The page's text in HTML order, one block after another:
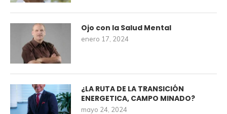
Ojo con la Salud Mental
enero 17, 2024
¿LA RUTA DE LA TRANSICIÓN
ENERGETICA, CAMPO MINADO?
mayo 24, 2024